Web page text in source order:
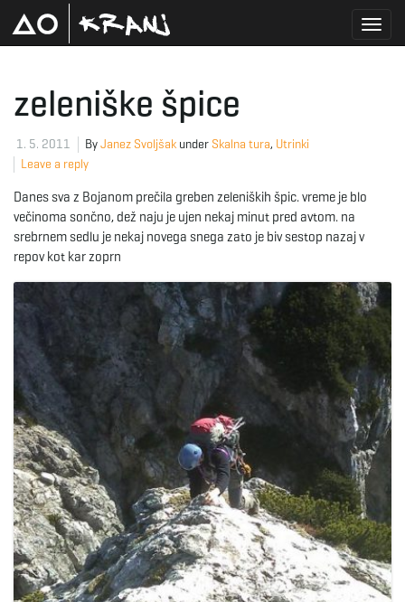
g
e
n
a
zeleniške špice
1. 5. 2011 ByJanez Svoljšak under Skalna tura, Utrinki
Leave a reply
Danes sva z Bojanom prečila greben zeleniških špic. vreme je blo
večinoma sončno, dež naju je ujen nekaj minut pred avtom. na
srebrnem sedlu je nekaj novega snega zato je biv sestop nazaj v
repov kot kar zoprn